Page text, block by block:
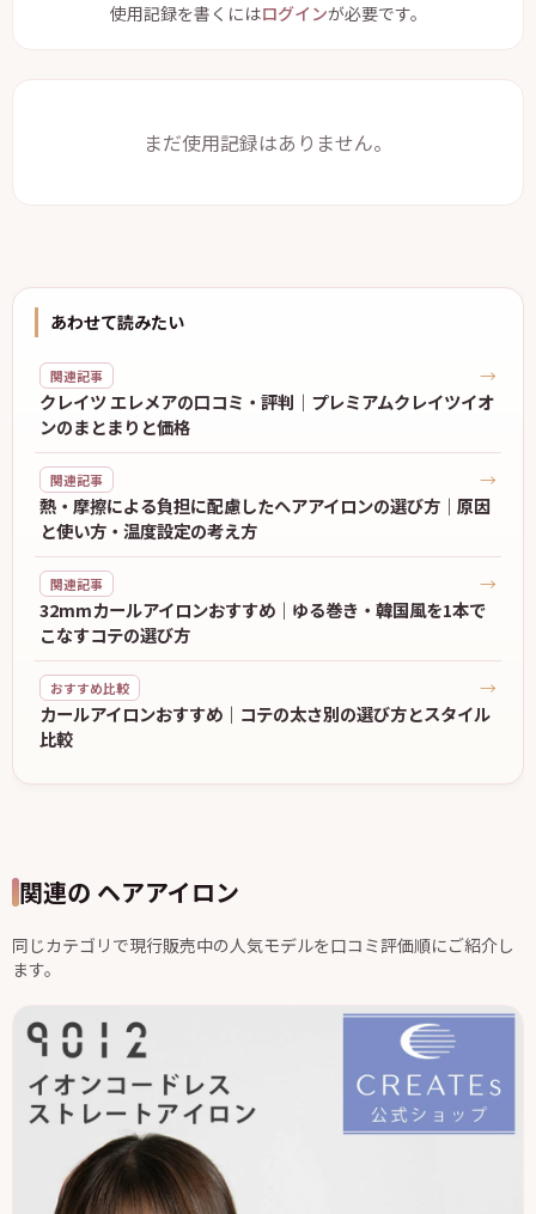
使用記録を書くにはログインが必要です。
まだ使用記録はありません。
あわせて読みたい
関連記事
クレイツ エレメアの口コミ・評判｜プレミアムクレイツイオ
ンのまとまりと価格
→
関連記事
熱・摩擦による負担に配慮したヘアアイロンの選び方｜原因
と使い方・温度設定の考え方
→
関連記事
32mmカールアイロンおすすめ｜ゆる巻き・韓国風を1本で
こなすコテの選び方
→
おすすめ比較
カールアイロンおすすめ｜コテの太さ別の選び方とスタイル
比較
→
関連の ヘアアイロン
同じカテゴリで現行販売中の人気モデルを口コミ評価順にご紹介し
ます。